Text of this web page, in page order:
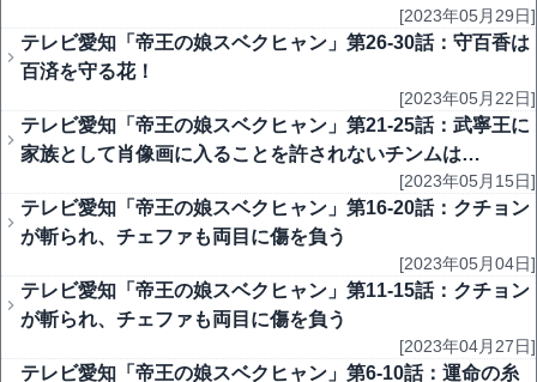
[2023年05月29日]
テレビ愛知「帝王の娘スベクヒャン」第26-30話：守百香は
百済を守る花！
[2023年05月22日]
テレビ愛知「帝王の娘スベクヒャン」第21-25話：武寧王に
家族として肖像画に入ることを許されないチンムは…
[2023年05月15日]
テレビ愛知「帝王の娘スベクヒャン」第16-20話：クチョン
が斬られ、チェファも両目に傷を負う
[2023年05月04日]
テレビ愛知「帝王の娘スベクヒャン」第11-15話：クチョン
が斬られ、チェファも両目に傷を負う
[2023年04月27日]
テレビ愛知「帝王の娘スベクヒャン」第6-10話：運命の糸